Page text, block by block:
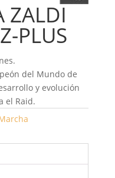
ZALDI
PLUS
del Mundo de
y evolución
el Raid.